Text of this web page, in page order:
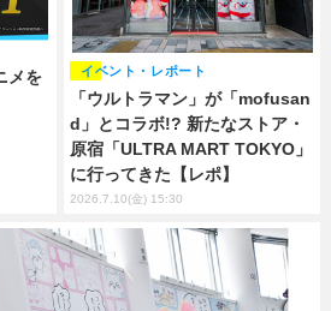
メを
「ウルトラマン」が「mofusan
d」とコラボ!? 新たなストア・
原宿「ULTRA MART TOKYO」
に行ってきた【レポ】
イベント・レポート
2026.7.10(金) 15:30